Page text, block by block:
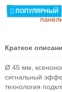
ПОПУЛЯРНЫЙ
Краткое
Ø 45 мм,
сигнальный
технология